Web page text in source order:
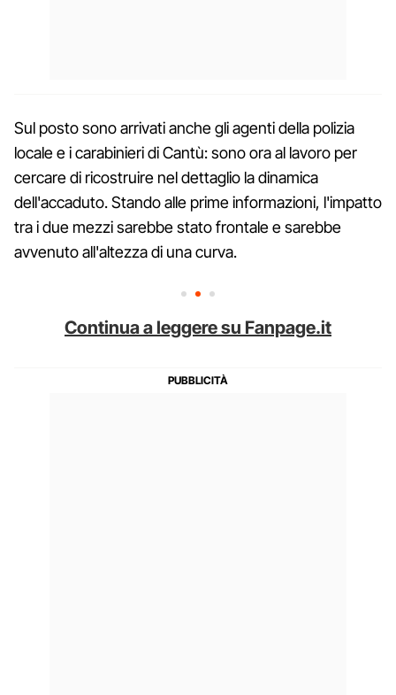
Sul posto sono arrivati anche gli agenti della polizia
locale e i carabinieri di Cantù: sono ora al lavoro per
cercare di ricostruire nel dettaglio la dinamica
dell'accaduto. Stando alle prime informazioni, l'impatto
tra i due mezzi sarebbe stato frontale e sarebbe
avvenuto all'altezza di una curva.
Continua a leggere su Fanpage.it